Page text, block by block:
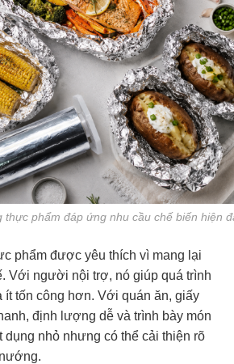
thực phẩm đáp ứng nhu cầu chế biến hiện
phẩm được yêu thích vì mang lại
Với người nội trợ, nó giúp quá trình
ít tốn công hơn. Với quán ăn, giấy
định lượng dễ và trình bày món
dụng nhỏ nhưng có thể cải thiện rõ